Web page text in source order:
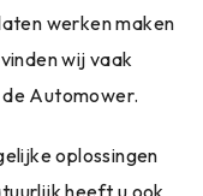
werken maken
wij vaak
Automower.
oplossingen
heeft u ook